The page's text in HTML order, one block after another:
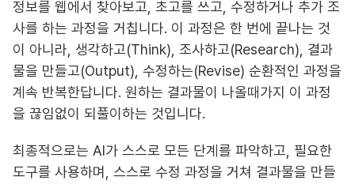
정보를 웹에서 찾아보고, 초고를 쓰고, 수정하거나 추가 조
사를 하는 과정을 거칩니다. 이 과정은 한 번에 끝나는 것
이 아니라, 생각하고(Think), 조사하고(Research), 결과
물을 만들고(Output), 수정하는(Revise) 순환적인 과정을
계속 반복한답니다. 원하는 결과물이 나올때가지 이 과정
을 끊임없이 되풀이하는 것입니다.
최종적으로는 AI가 스스로 모든 단계를 파악하고, 필요한
도구를 사용하며, 스스로 수정 과정을 거쳐 결과물을 만들